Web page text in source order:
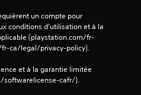
un compte pour
conditions d’utilisation et à la
(playstation.com/fr-
ca/legal/privacy-policy).
et à la garantie limitée
cafr/).